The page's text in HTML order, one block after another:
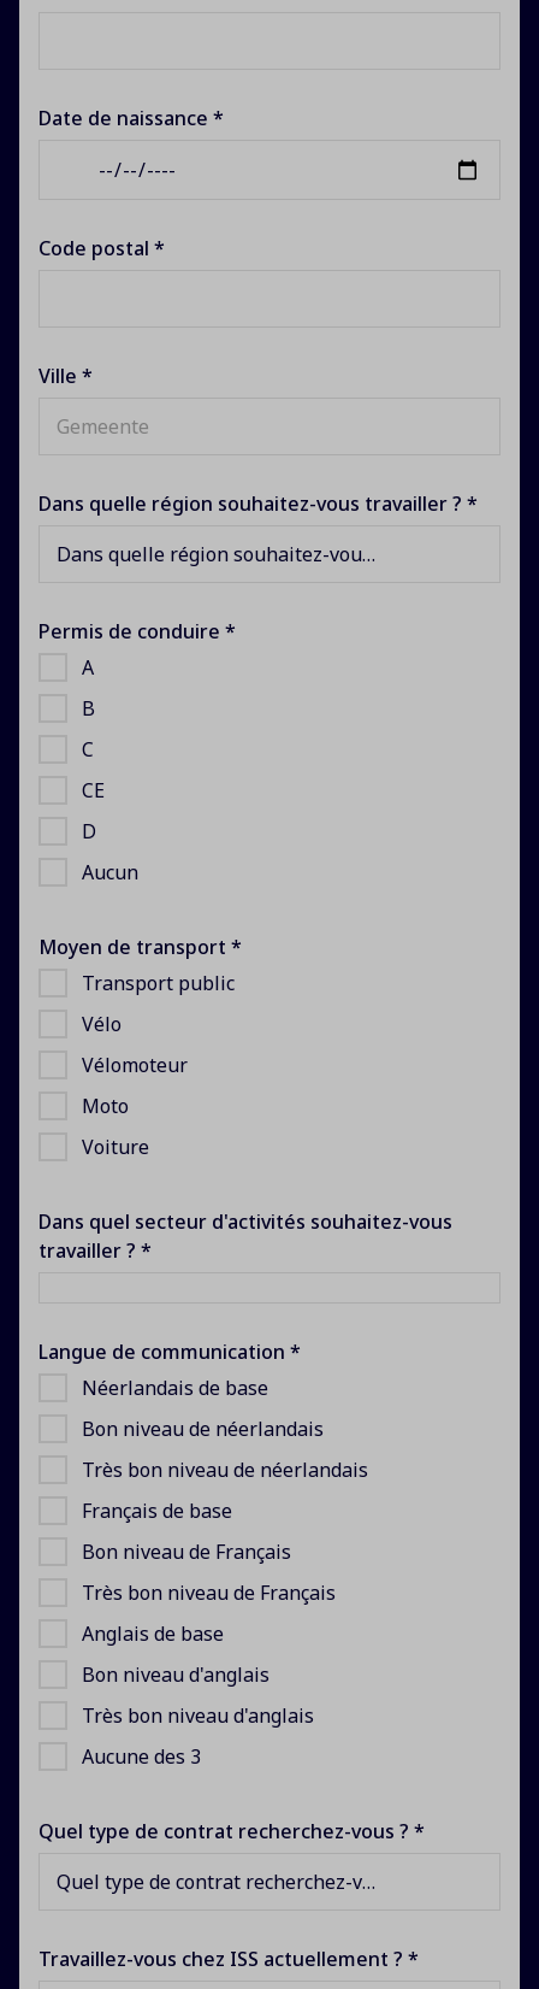
Date de naissance *
Code postal *
Ville *
Dans quelle région souhaitez-vous travailler ? *
Dans quelle région souhaitez-vous travailler ?
Permis de conduire *
A
B
C
CE
D
Aucun
Moyen de transport *
Transport public
Vélo
Vélomoteur
Moto
Voiture
Dans quel secteur d'activités souhaitez-vous
travailler ? *
Langue de communication *
Néerlandais de base
Bon niveau de néerlandais
Très bon niveau de néerlandais
Français de base
Bon niveau de Français
Très bon niveau de Français
Anglais de base
Bon niveau d'anglais
Très bon niveau d'anglais
Aucune des 3
Quel type de contrat recherchez-vous ? *
Quel type de contrat recherchez-vous ?
Travaillez-vous chez ISS actuellement ? *